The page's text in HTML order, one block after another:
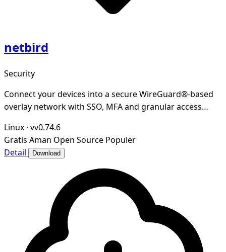
netbird
Security
Connect your devices into a secure WireGuard®-based
overlay network with SSO, MFA and granular access
Linux · vv0.74.6
Gratis Aman Open Source Populer
Detail
Download